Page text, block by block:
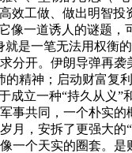
效工做、做出明智
一道诱人的谜题
是一笔无法用权衡
开。伊朗导弹再
精神；启动财富
立一种“持久从义
共同，一个朴实
，安拆了更强大
个天实的圈套。